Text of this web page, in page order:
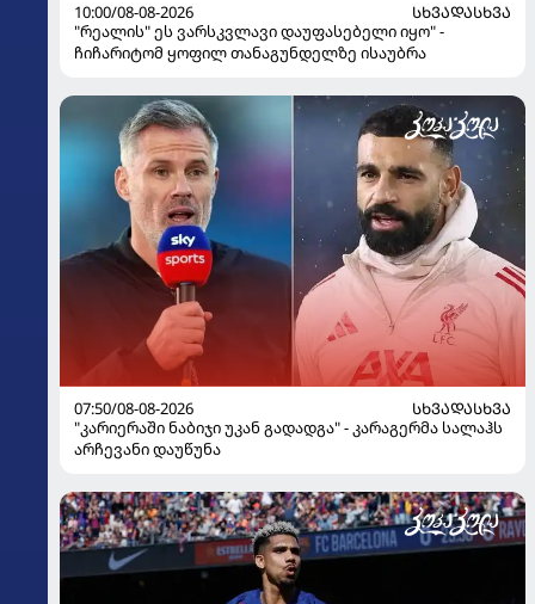
10:00/08-08-2026
ᲡᲮᲕᲐᲓᲐᲡᲮᲕᲐ
"რეალის" ეს ვარსკვლავი დაუფასებელი იყო" -
ჩიჩარიტომ ყოფილ თანაგუნდელზე ისაუბრა
07:50/08-08-2026
ᲡᲮᲕᲐᲓᲐᲡᲮᲕᲐ
"კარიერაში ნაბიჯი უკან გადადგა" - კარაგერმა სალაჰს
არჩევანი დაუწუნა